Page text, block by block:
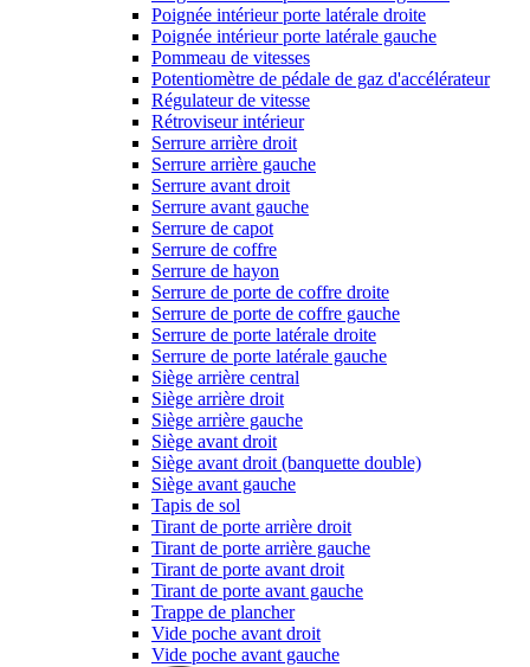
Poignée intérieur porte latérale droite
Poignée intérieur porte latérale gauche
Pommeau de vitesses
Potentiomètre de pédale de gaz d'accélérateur
Régulateur de vitesse
Rétroviseur intérieur
Serrure arrière droit
Serrure arrière gauche
Serrure avant droit
Serrure avant gauche
Serrure de capot
Serrure de coffre
Serrure de hayon
Serrure de porte de coffre droite
Serrure de porte de coffre gauche
Serrure de porte latérale droite
Serrure de porte latérale gauche
Siège arrière central
Siège arrière droit
Siège arrière gauche
Siège avant droit
Siège avant droit (banquette double)
Siège avant gauche
Tapis de sol
Tirant de porte arrière droit
Tirant de porte arrière gauche
Tirant de porte avant droit
Tirant de porte avant gauche
Trappe de plancher
Vide poche avant droit
Vide poche avant gauche